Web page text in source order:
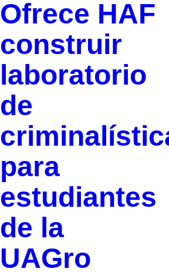
Ofrece HAF
construir
laboratorio
de
para
estudiantes
de la
UAGro